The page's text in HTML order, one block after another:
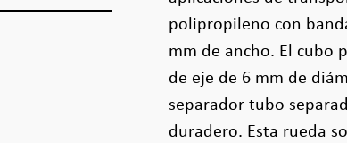
polipropileno con
mm de ancho. El cubo
de eje de 6 mm de
separador tubo
duradero. Esta rueda